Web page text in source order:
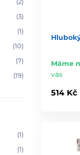
(3)
(1)
(10)
(7)
(19)
(1)
(1)
Máme
vás
514 Kč